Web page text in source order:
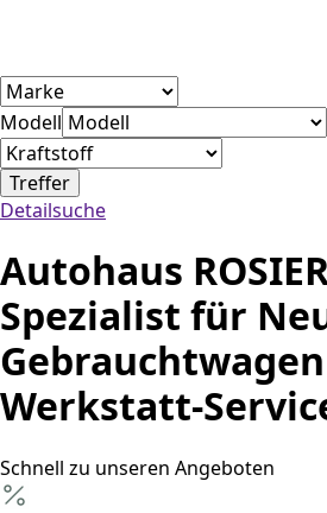
Modell
Treffer
Detailsuche
Autohaus
Spezialist für
Werkstatt-
Schnell zu unseren Angeboten